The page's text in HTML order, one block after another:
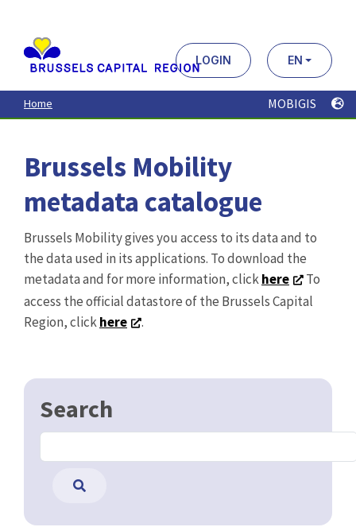
contenu
principal
LOGIN EN
Home MOBIGIS
Brussels Mobility
metadata catalogue
Brussels Mobility gives you access to its data and to
the data used in its applications. To download the
metadata and for more information, clickhere
To
access the official datastore of the Brussels Capital
Region, clickhere .
Search